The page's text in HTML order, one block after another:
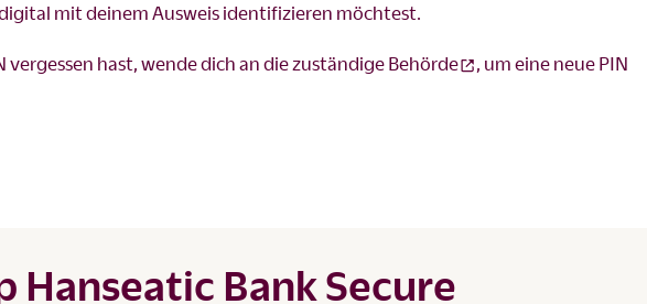
mit deinem Ausweis identifizieren möchtest.
vergessen hast, wende dich an die zuständige Behörde
, um eine neue PIN
Hanseatic Bank Secure